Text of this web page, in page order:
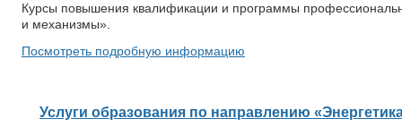
Курсы повышения квалификации и программы
и механизмы».
Посмотреть подробную информацию
Услуги образования по направлению